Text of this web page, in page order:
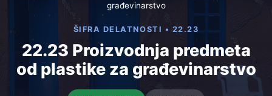
građevinarstvo
ŠIFRA DELATNOSTI • 22.23
22.23 Proizvodnja predmeta
od plastike za građevinarstvo